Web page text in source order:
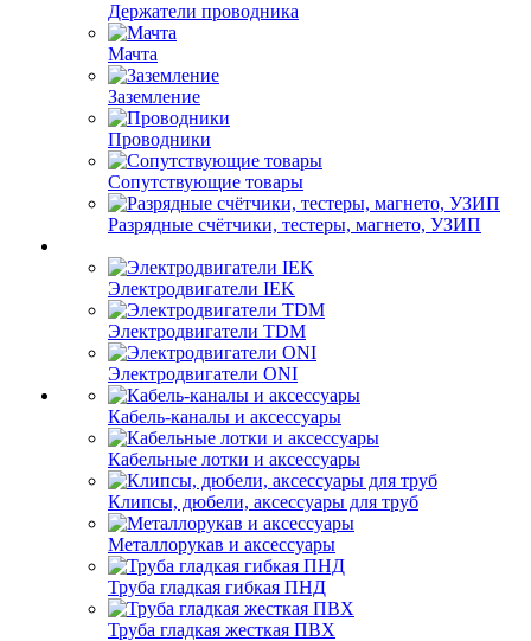
Держатели проводника
Мачта
Заземление
Проводники
Сопутствующие товары
Разрядные счётчики, тестеры, магнето, УЗИП
Электродвигатели IEK
Электродвигатели TDM
Электродвигатели ONI
Кабель-каналы и аксессуары
Кабельные лотки и аксессуары
Клипсы, дюбели, аксессуары для труб
Металлорукав и аксессуары
Труба гладкая гибкая ПНД
Труба гладкая жесткая ПВХ